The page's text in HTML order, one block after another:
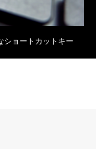
ショートカットキー